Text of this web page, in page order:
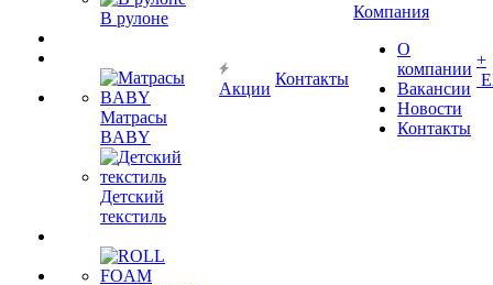
В рулоне
Матрасы
BABY
Детский
текстиль
Акции
Контакты
Компания
О
компании
Вакансии
Новости
Контакты
+